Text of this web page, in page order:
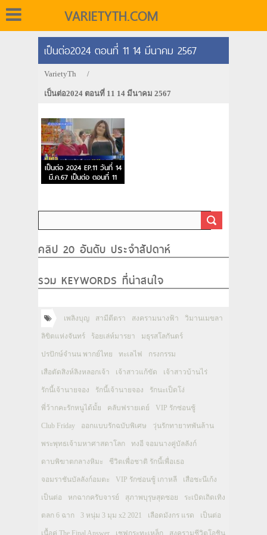
VARIETYTH.COM
เป็นต่อ2024 ตอนที่ 11 14 มีนาคม 2567
VarietyTh /
เป็นต่อ2024 ตอนที่ 11 14 มีนาคม 2567
เป็นต่อ 2024 EP.11 วันที่ 14
มี.ค.67 เป็นต่อ ตอนที่ 11
คลิป 20 อันดับ ประจำสัปดาห์
รวม KEYWORDS ที่น่าสนใจ
เพลิงบุญ สามีตีตรา สงครามนางฟ้า วิมานเมขลา
ลิขิตแห่งจันทร์ ร้อยเล่ห์มารยา มธุรสโลกันตร์
ปรปักษ์จำนน พากย์ไทย ทะเลไฟ กรงกรรม
เสือตัดสิงห์ลิงหลอกเจ้า เจ้าสาวแก้ขัด เจ้าสาวบ้านไร่
รักนี้เจ้านายจอง รักนี้เจ้านายจอง รักนะเป็ดโง่
พี่ว้ากคะรักหนูได้มั้ย คลับฟรายเดย์ VIP รักซ่อนชู้
Club Friday ออกแบบรักฉบับพิเศษ วุ่นรักทายาทพันล้าน
พระพุทธเจ้ามหาศาสดาโลก ทงอี จอมนางคู่บัลลังก์
ดาบพิฆาตกลางหิมะ ชีวิตเพื่อชาติ รักนี้เพื่อเธอ
จอมราชันบัลลังก์อมตะ VIP รักซ่อนชู้ เกาหลี เสือชะนีเก้ง
เป็นต่อ หกฉากครับจารย์ สุภาพบุรุษสุดซอย ระเบิดเถิดเทิง
ตลก 6 ฉาก 3 หนุ่ม 3 มุม x2 2021 เลือดมังกร แรด เป็นต่อ
เนื้อคู่ The Final Answer เชฟกระทะเหล็ก สงครามชีวิตโอชิน